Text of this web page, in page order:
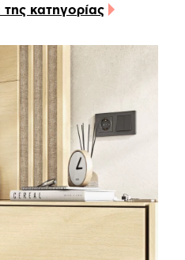
καταστήματα.
κατηγορίας